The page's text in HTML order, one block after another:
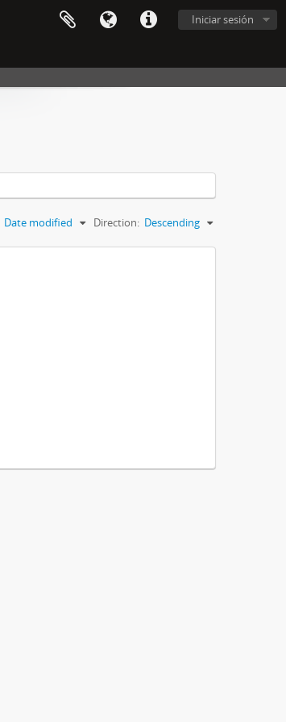
Iniciar sesión
Date modified Direction: Descending